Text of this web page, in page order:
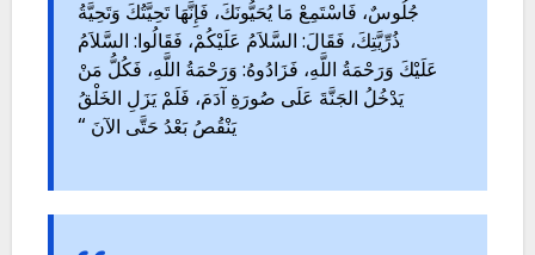
جُلُوسٌ، فَاسْتَمِعْ مَا يُحَيُّونَكَ، فَإِنَّهَا تَحِيَّتُكَ وَتَحِيَّةُ
ذُرِّيَّتِكَ، فَقَالَ: السَّلاَمُ عَلَيْكُمْ، فَقَالُوا: السَّلاَمُ
عَلَيْكَ وَرَحْمَةُ اللَّهِ، فَزَادُوهُ: وَرَحْمَةُ اللَّهِ، فَكُلُّ مَنْ
يَدْخُلُ الجَنَّةَ عَلَى صُورَةِ آدَمَ، فَلَمْ يَزَلِ الخَلْقُ
يَنْقُصُ بَعْدُ حَتَّى الآنَ “